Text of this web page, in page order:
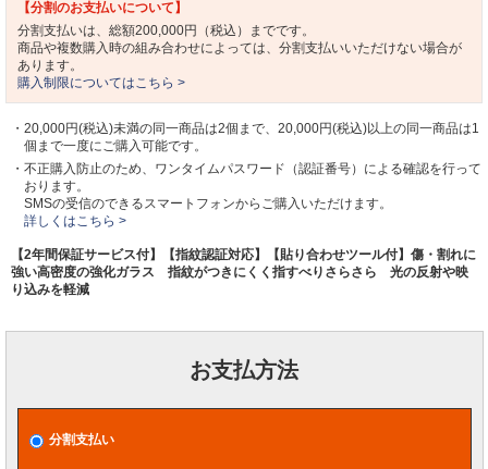
【分割のお支払いについて】
分割支払いは、総額200,000円（税込）までです。
商品や複数購入時の組み合わせによっては、分割支払いいただけない場合が
あります。
購入制限についてはこちら >
・20,000円(税込)未満の同一商品は2個まで、20,000円(税込)以上の同一商品は1
個まで一度にご購入可能です。
・不正購入防止のため、ワンタイムパスワード（認証番号）による確認を行って
おります。
SMSの受信のできるスマートフォンからご購入いただけます。
詳しくはこちら >
【2年間保証サービス付】【指紋認証対応】【貼り合わせツール付】傷・割れに
強い高密度の強化ガラス 指紋がつきにくく指すべりさらさら 光の反射や映
り込みを軽減
お支払方法
分割支払い